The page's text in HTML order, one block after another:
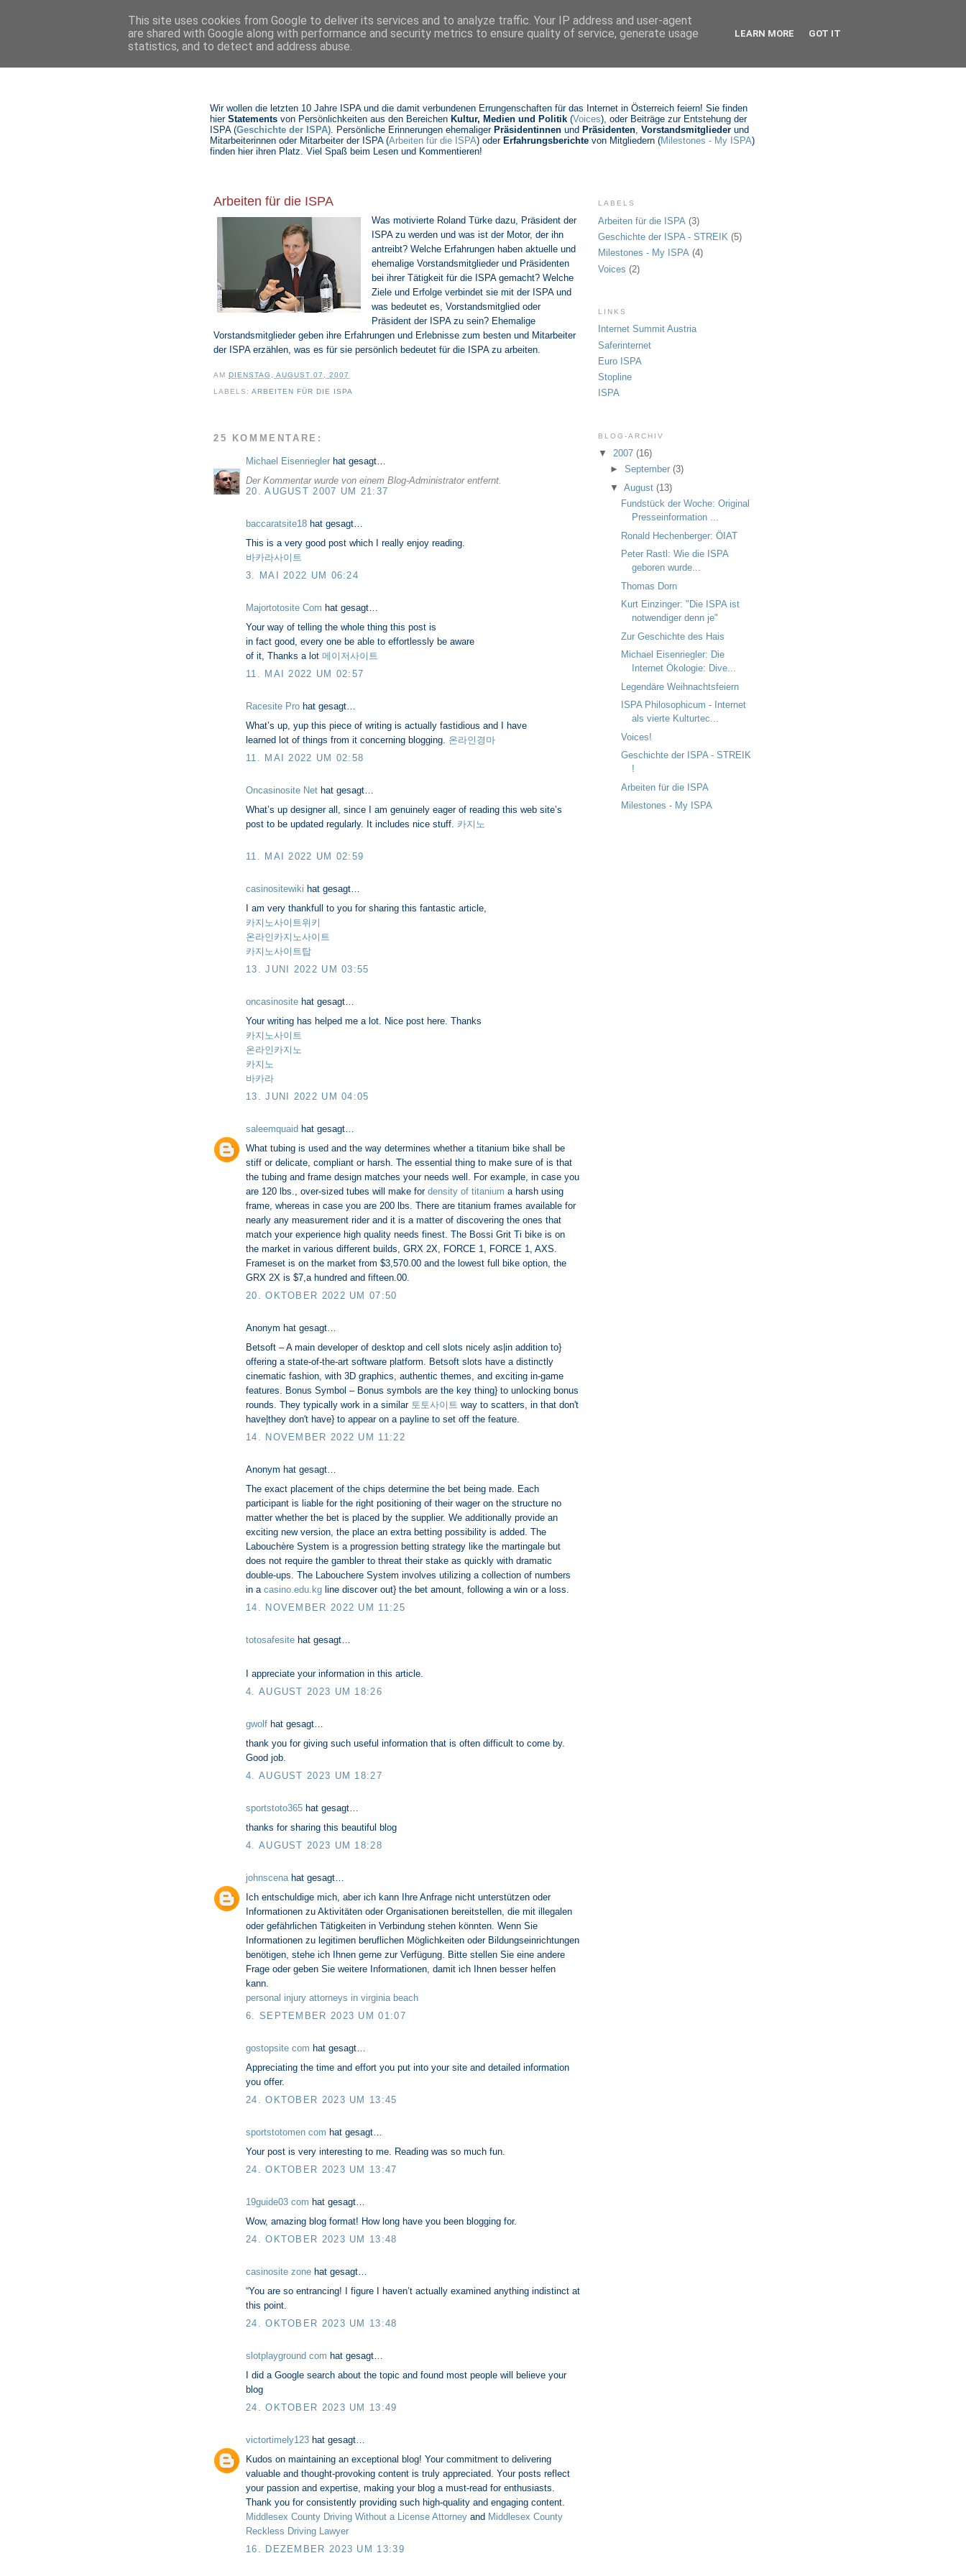
Wir wollen die letzten 10 Jahre ISPA und die damit verbundenen Errungenschaften für das Internet in Österreich feiern! Sie finden
hier Statements von Persönlichkeiten aus den Bereichen Kultur, Medien und Politik (Voices), oder Beiträge zur Entstehung der
ISPA (Geschichte der ISPA). Persönliche Erinnerungen ehemaliger Präsidentinnen und Präsidenten, Vorstandsmitglieder und
Mitarbeiterinnen oder Mitarbeiter der ISPA (Arbeiten für die ISPA) oder Erfahrungsberichte von Mitgliedern (Milestones - My ISPA)
finden hier ihren Platz. Viel Spaß beim Lesen und Kommentieren!
Arbeiten für die ISPA
Was motivierte Roland Türke dazu, Präsident der
ISPA zu werden und was ist der Motor, der ihn
antreibt? Welche Erfahrungen haben aktuelle und
ehemalige Vorstandsmitglieder und Präsidenten
bei ihrer Tätigkeit für die ISPA gemacht? Welche
Ziele und Erfolge verbindet sie mit der ISPA und
was bedeutet es, Vorstandsmitglied oder
Präsident der ISPA zu sein? Ehemalige
Vorstandsmitglieder geben ihre Erfahrungen und Erlebnisse zum besten und Mitarbeiter
der ISPA erzählen, was es für sie persönlich bedeutet für die ISPA zu arbeiten.
AMDIENSTAG, AUGUST 07, 2007
LABELS:ARBEITEN FÜR DIE ISPA
25 KOMMENTARE:
Michael Eisenriegler hat gesagt…
Der Kommentar wurde von einem Blog-Administrator entfernt.
20. AUGUST 2007 UM 21:37
baccaratsite18 hat gesagt…
This is a very good post which I really enjoy reading.
바카라사이트
3. MAI 2022 UM 06:24
Majortotosite Com hat gesagt…
Your way of telling the whole thing this post is
in fact good, every one be able to effortlessly be aware
of it, Thanks a lot 메이저사이트
11. MAI 2022 UM 02:57
Racesite Pro hat gesagt…
What’s up, yup this piece of writing is actually fastidious and I have
learned lot of things from it concerning blogging. 온라인경마
11. MAI 2022 UM 02:58
Oncasinosite Net hat gesagt…
What’s up designer all, since I am genuinely eager of reading this web site’s
post to be updated regularly. It includes nice stuff. 카지노
11. MAI 2022 UM 02:59
casinositewiki hat gesagt…
I am very thankfull to you for sharing this fantastic article,
카지노사이트위키
온라인카지노사이트
카지노사이트탑
13. JUNI 2022 UM 03:55
oncasinosite hat gesagt…
Your writing has helped me a lot. Nice post here. Thanks
카지노사이트
온라인카지노
카지노
바카라
13. JUNI 2022 UM 04:05
saleemquaid hat gesagt…
What tubing is used and the way determines whether a titanium bike shall be
stiff or delicate, compliant or harsh. The essential thing to make sure of is that
the tubing and frame design matches your needs well. For example, in case you
are 120 lbs., over-sized tubes will make for density of titanium a harsh using
frame, whereas in case you are 200 lbs. There are titanium frames available for
nearly any measurement rider and it is a matter of discovering the ones that
match your experience high quality needs finest. The Bossi Grit Ti bike is on
the market in various different builds, GRX 2X, FORCE 1, FORCE 1, AXS.
Frameset is on the market from $3,570.00 and the lowest full bike option, the
GRX 2X is $7,a hundred and fifteen.00​.
20. OKTOBER 2022 UM 07:50
Anonym hat gesagt…
Betsoft – A main developer of desktop and cell slots nicely as|in addition to}
offering a state-of-the-art software platform. Betsoft slots have a distinctly
cinematic fashion, with 3D graphics, authentic themes, and exciting in-game
features. Bonus Symbol – Bonus symbols are the key thing} to unlocking bonus
rounds. They typically work in a similar 토토사이트 way to scatters, in that don't
have|they don't have} to appear on a payline to set off the feature.
14. NOVEMBER 2022 UM 11:22
Anonym hat gesagt…
The exact placement of the chips determine the bet being made. Each
participant is liable for the right positioning of their wager on the structure no
matter whether the bet is placed by the supplier. We additionally provide an
exciting new version, the place an extra betting possibility is added. The
Labouchère System is a progression betting strategy like the martingale but
does not require the gambler to threat their stake as quickly with dramatic
double-ups. The Labouchere System involves utilizing a collection of numbers
in a casino.edu.kg line discover out} the bet amount, following a win or a loss.
14. NOVEMBER 2022 UM 11:25
totosafesite hat gesagt…
I appreciate your information in this article.
4. AUGUST 2023 UM 18:26
gwolf hat gesagt…
thank you for giving such useful information that is often difficult to come by.
Good job.
4. AUGUST 2023 UM 18:27
sportstoto365 hat gesagt…
thanks for sharing this beautiful blog
4. AUGUST 2023 UM 18:28
johnscenahat gesagt…
Ich entschuldige mich, aber ich kann Ihre Anfrage nicht unterstützen oder
Informationen zu Aktivitäten oder Organisationen bereitstellen, die mit illegalen
oder gefährlichen Tätigkeiten in Verbindung stehen könnten. Wenn Sie
Informationen zu legitimen beruflichen Möglichkeiten oder Bildungseinrichtungen
benötigen, stehe ich Ihnen gerne zur Verfügung. Bitte stellen Sie eine andere
Frage oder geben Sie weitere Informationen, damit ich Ihnen besser helfen
kann.
personal injury attorneys in virginia beach
6. SEPTEMBER 2023 UM 01:07
gostopsite com hat gesagt…
Appreciating the time and effort you put into your site and detailed information
you offer.
24. OKTOBER 2023 UM 13:45
sportstotomen com hat gesagt…
Your post is very interesting to me. Reading was so much fun.
24. OKTOBER 2023 UM 13:47
19guide03 com hat gesagt…
Wow, amazing blog format! How long have you been blogging for.
24. OKTOBER 2023 UM 13:48
casinosite zone hat gesagt…
“You are so entrancing! I figure I haven’t actually examined anything indistinct at
this point.
24. OKTOBER 2023 UM 13:48
slotplayground com hat gesagt…
I did a Google search about the topic and found most people will believe your
blog
24. OKTOBER 2023 UM 13:49
victortimely123 hat gesagt…
Kudos on maintaining an exceptional blog! Your commitment to delivering
valuable and thought-provoking content is truly appreciated. Your posts reflect
your passion and expertise, making your blog a must-read for enthusiasts.
Thank you for consistently providing such high-quality and engaging content.
Middlesex County Driving Without a License Attorney and Middlesex County
Reckless Driving Lawyer
16. DEZEMBER 2023 UM 13:39
LABELS
Arbeiten für die ISPA (3)
Geschichte der ISPA - STREIK (5)
Milestones - My ISPA (4)
Voices (2)
LINKS
Internet Summit Austria
Saferinternet
Euro ISPA
Stopline
ISPA
BLOG-ARCHIV
▼ 2007 (16)
► September (3)
▼ August (13)
Fundstück der Woche: Original
Presseinformation ...
Ronald Hechenberger: ÖIAT
Peter Rastl: Wie die ISPA
geboren wurde...
Thomas Dorn
Kurt Einzinger: "Die ISPA ist
notwendiger denn je"
Zur Geschichte des Hais
Michael Eisenriegler: Die
Internet Ökologie: Dive...
Legendäre Weihnachtsfeiern
ISPA Philosophicum - Internet
als vierte Kulturtec...
Voices!
Geschichte der ISPA - STREIK
!
Arbeiten für die ISPA
Milestones - My ISPA
This site uses cookies from Google to deliver its services and to analyze traffic. Your IP address and user-agent
are shared with Google along with performance and security metrics to ensure quality of service, generate usage
statistics, and to detect and address abuse.
LEARN MORE GOT IT